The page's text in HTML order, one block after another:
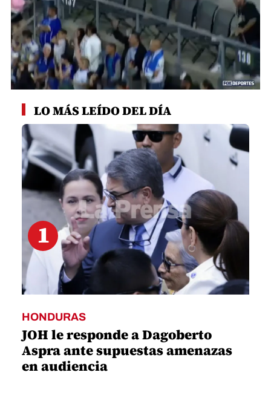
seconds
seconds
LO MÁS LEÍDO DEL DÍA
1
HONDURAS
JOH le responde a Dagoberto
Aspra ante supuestas amenazas
en audiencia